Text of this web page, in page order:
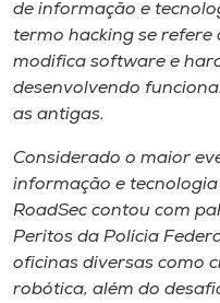
A+
A-
de informação e
termo hacking se
modifica software e
desenvolvendo
as antigas.
Considerado o maior
informação e
RoadSec contou com
Peritos da Polícia
oficinas diversas como
robótica, além do